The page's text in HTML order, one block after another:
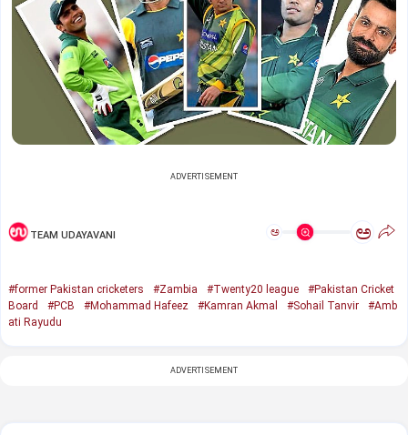
ADVERTISEMENT
TEAM UDAYAVANI ಅ ಅ
#former Pakistan cricketers #Zambia #Twenty20 league
#Pakistan Cricket
Board
#PCB #Mohammad Hafeez #Kamran Akmal #Sohail Tanvir
#Amb
ati Rayudu
ADVERTISEMENT